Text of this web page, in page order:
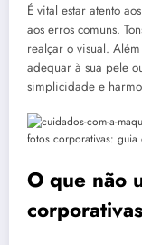
É vital estar atento aos
aos erros comuns.
realçar o visual.
adequar à sua pele
simplicidade e
O que não
corporativas